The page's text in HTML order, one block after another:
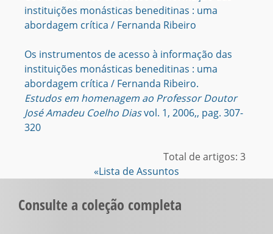
instituições monásticas beneditinas : uma
abordagem crítica / Fernanda Ribeiro
Os instrumentos de acesso à informação das
instituições monásticas beneditinas : uma
abordagem crítica / Fernanda Ribeiro.
Estudos em homenagem ao Professor Doutor
José Amadeu Coelho Diasvol. 1, 2006,, pag. 307-
320
Total de artigos: 3
«Lista de Assuntos
Consulte a coleção completa